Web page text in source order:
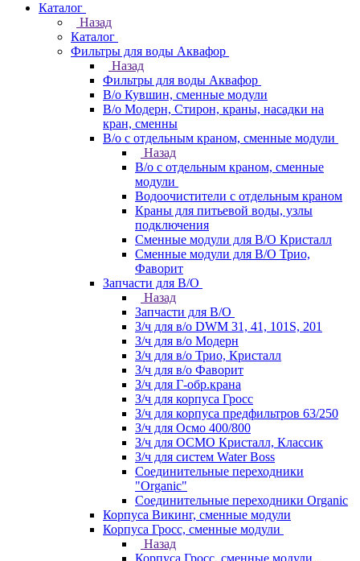
Каталог
Назад
Каталог
Фильтры для воды Аквафор
Назад
Фильтры для воды Аквафор
В/о Кувшин, сменные модули
В/о Модерн, Стирон, краны, насадки на
кран, сменны
В/о с отдельным краном, сменные модули
Назад
В/о с отдельным краном, сменные
модули
Водоочистители с отдельным краном
Краны для питьевой воды, узлы
подключения
Сменные модули для В/О Кристалл
Сменные модули для В/О Трио,
Фаворит
Запчасти для В/О
Назад
Запчасти для В/О
З/ч для в/о DWM 31, 41, 101S, 201
З/ч для в/о Модерн
З/ч для в/о Трио, Кристалл
З/ч для в/о Фаворит
З/ч для Г-обр.крана
З/ч для корпуса Гросс
З/ч для корпуса предфильтров 63/250
З/ч для Осмо 400/800
З/ч для ОСМО Кристалл, Классик
З/ч для систем Water Boss
Соединительные переходники
"Organic"
Соединительные переходники Organic
Корпуса Викинг, сменные модули
Корпуса Гросс, сменные модули
Назад
Корпуса Гросс, сменные модули